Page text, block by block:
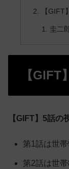
【GIFT
圭二
【GIFT
【GIFT】5話の
第1話は世帯
第2話は世帯